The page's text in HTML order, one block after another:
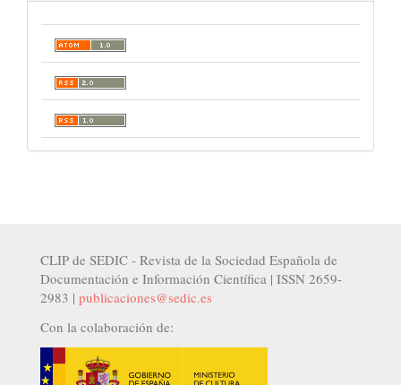
CLIP de SEDIC - Revista de la Sociedad Española de
Documentación e Información Científica | ISSN 2659-
2983 | publicaciones@sedic.es
Con la colaboración de: